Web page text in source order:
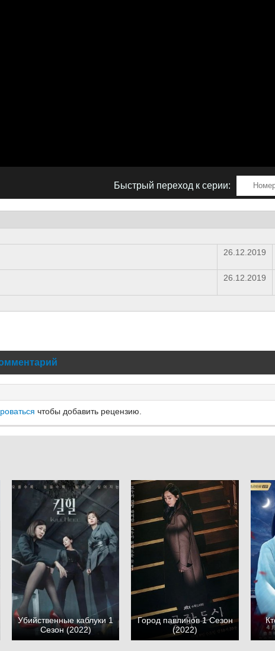
Быстрый переход к серии:
26.12.2019
26.12.2019
чтобы добавить рецензию.
Убийственные каблуки 1
Сезон (2022)
Город павлинов 1 Сезон
(2022)